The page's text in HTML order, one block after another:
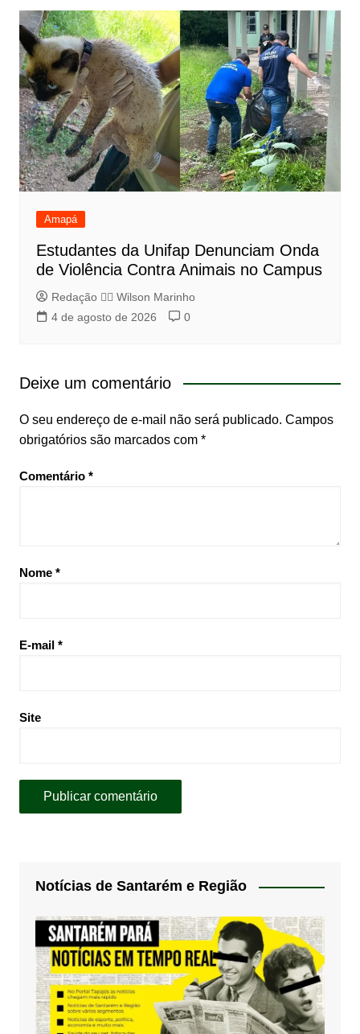
Amapá
Estudantes da Unifap Denunciam Onda
de Violência Contra Animais no Campus
Redação 👨‍⚖️​ Wilson Marinho
4 de agosto de 2026
0
Deixe um comentário
O seu endereço de e-mail não será publicado. Campos
obrigatórios são marcados com *
Comentário *
Nome *
E-mail *
Site
Notícias de Santarém e Região